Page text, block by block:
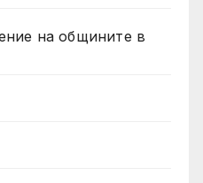
на общините в